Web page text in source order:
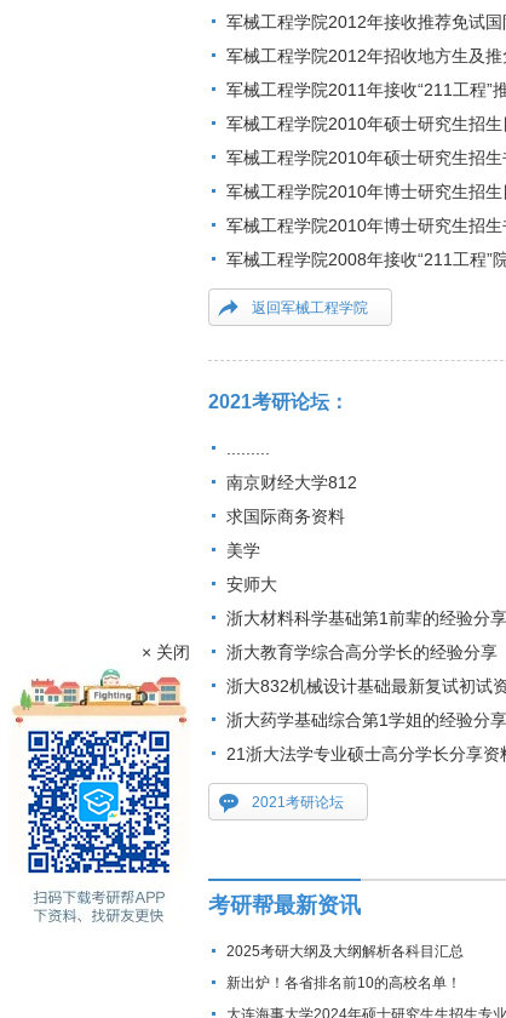
军械工程学院2012年接收推荐免试国
军械工程学院2012年招收地方生及推
军械工程学院2011年接收“211工程”
军械工程学院2010年硕士研究生招生
军械工程学院2010年硕士研究生招生
军械工程学院2010年博士研究生招生
军械工程学院2010年博士研究生招生
军械工程学院2008年接收“211工程”
返回军械工程学院
2021考研论坛：
南京财经大学812
求国际商务资料
美学
安师大
浙大材料科学基础第1前辈的经验分
浙大教育学综合高分学长的经验分享
浙大832机械设计基础最新复试初试
浙大药学基础综合第1学姐的经验分享
21浙大法学专业硕士高分学长分享资
2021考研论坛
考研帮最新资讯
2025考研大纲及大纲解析各科目汇总
新出炉！各省排名前10的高校名单！
大连海事大学2024年硕士研究生生招生专
× 关闭